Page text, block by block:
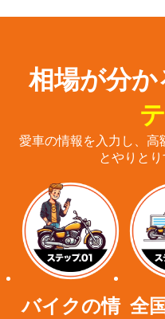
相場が分か
愛車の情報を入力し、高
とやりとり
バイクの情 全